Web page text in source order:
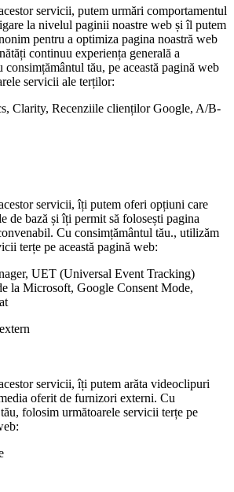
servicii, putem urmări comportamentul
la nivelul paginii noastre web și îl putem
pentru a optimiza pagina noastră web
continuu experiența generală a
tău, pe această pagină web
servicii ale terților:
Clarity, Recenziile clienților Google, A/B-
servicii, îți putem oferi opțiuni care
de bază și îți permit să folosești pagina
Cu consimțământul tău., utilizăm
terțe pe această pagină web:
UET (Universal Event Tracking)
la Microsoft, Google Consent Mode,
servicii, îți putem arăta videoclipuri
oferit de furnizori externi. Cu
folosim următoarele servicii terțe pe